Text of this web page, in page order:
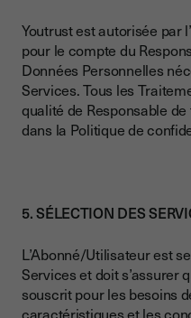
Youtrust est autorisée par
pour le compte du
Données Personnelles
Services. Tous les
qualité de Responsable
dans la Politique de
5. SÉLECTION DES
L’Abonné/Utilisateur est
Services et doit s’assurer
souscrit pour les besoins
caractéristiques et les